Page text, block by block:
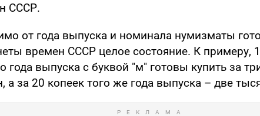
СССР.
от года выпуска и номинала нумизматы
времен СССР целое состояние. К примеру,
года выпуска с буквой "м" готовы купить за
а за 20 копеек того же года выпуска – две